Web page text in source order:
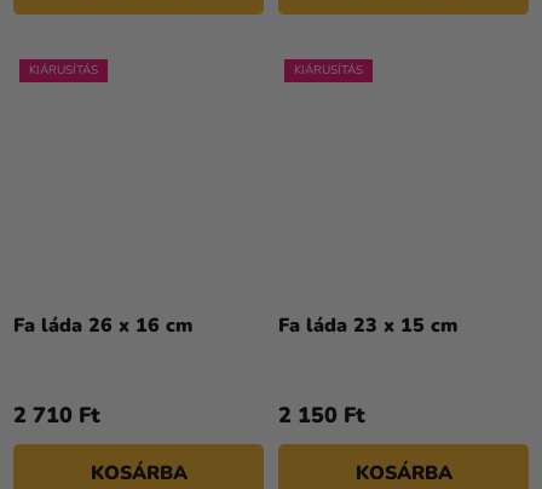
KIÁRUSÍTÁS
Fa láda 26 x 16 cm
2 710 Ft
KOSÁRBA
KIÁRUSÍTÁS
Fa láda 23 x 15 cm
2 150 Ft
KOSÁRBA